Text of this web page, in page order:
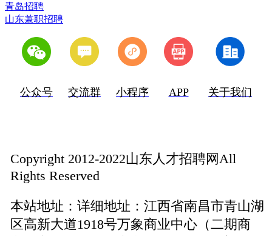
青岛招聘
山东兼职招聘
公众号 交流群 小程序 APP 关于我们
Copyright 2012-2022山东人才招聘网All
Rights Reserved
本站地址： 详细地址：江西省南昌市青山湖
区高新大道1918号万象商业中心（二期商